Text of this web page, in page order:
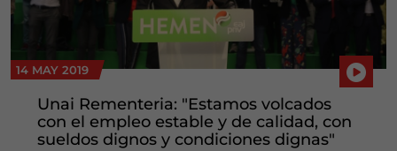
14 MAY 2019
Unai Rementeria: "Estamos volcados
con el empleo estable y de calidad, con
sueldos dignos y condiciones dignas"